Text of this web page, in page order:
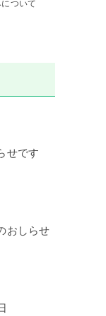
ついて
せです
おしらせ